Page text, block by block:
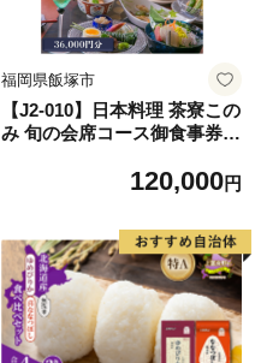
福岡県飯塚市
【J2-010】日本料理 茶寮この
み 旬の会席コース御食事券3
120,000円